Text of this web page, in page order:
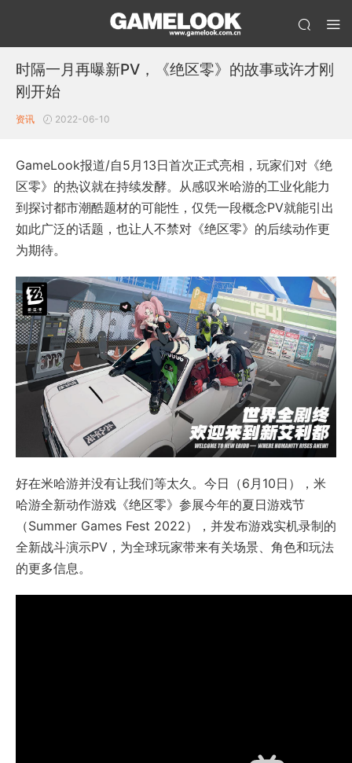
时隔一月再曝新PV，《绝区零》的故事或许才刚
刚开始
资讯 2022-06-10
GameLook报道/自5月13日首次正式亮相，玩家们对《绝
区零》的热议就在持续发酵。从感叹米哈游的工业化能力
到探讨都市潮酷题材的可能性，仅凭一段概念PV就能引出
如此广泛的话题，也让人不禁对《绝区零》的后续动作更
为期待。
好在米哈游并没有让我们等太久。今日（6月10日），米
哈游全新动作游戏《绝区零》参展今年的夏日游戏节
（Summer Games Fest 2022），并发布游戏实机录制的
全新战斗演示PV，为全球玩家带来有关场景、角色和玩法
的更多信息。